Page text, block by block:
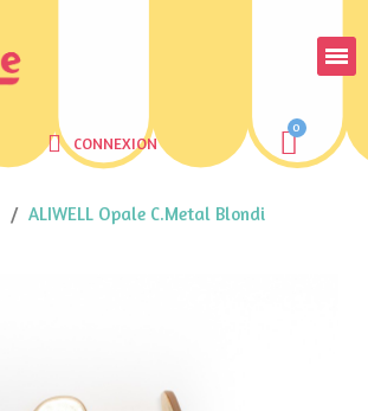
CONNEXION
ALIWELL Opale C.Metal Blondi